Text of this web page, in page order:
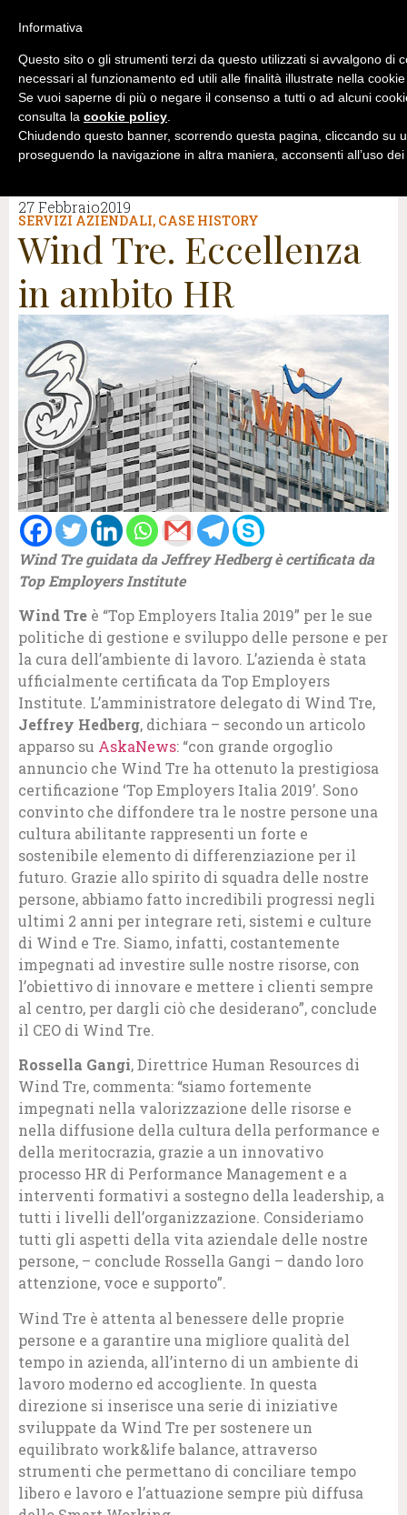
27 Febbraio2019
SERVIZI AZIENDALI, CASE HISTORY
Wind Tre. Eccellenza
in ambito HR
Wind Tre guidata da Jeffrey Hedberg è certificata da
Top Employers Institute
Wind Tre è “Top Employers Italia 2019” per le sue
politiche di gestione e sviluppo delle persone e per
la cura dell’ambiente di lavoro. L’azienda è stata
ufficialmente certificata da Top Employers
Institute. L’amministratore delegato di Wind Tre,
Jeffrey Hedberg, dichiara – secondo un articolo
apparso su AskaNews: “con grande orgoglio
annuncio che Wind Tre ha ottenuto la prestigiosa
certificazione ‘Top Employers Italia 2019’. Sono
convinto che diffondere tra le nostre persone una
cultura abilitante rappresenti un forte e
sostenibile elemento di differenziazione per il
futuro. Grazie allo spirito di squadra delle nostre
persone, abbiamo fatto incredibili progressi negli
ultimi 2 anni per integrare reti, sistemi e culture
di Wind e Tre. Siamo, infatti, costantemente
impegnati ad investire sulle nostre risorse, con
l’obiettivo di innovare e mettere i clienti sempre
al centro, per dargli ciò che desiderano”, conclude
il CEO di Wind Tre.
Rossella Gangi, Direttrice Human Resources di
Wind Tre, commenta: “siamo fortemente
impegnati nella valorizzazione delle risorse e
nella diffusione della cultura della performance e
della meritocrazia, grazie a un innovativo
processo HR di Performance Management e a
interventi formativi a sostegno della leadership, a
tutti i livelli dell’organizzazione. Consideriamo
tutti gli aspetti della vita aziendale delle nostre
persone, – conclude Rossella Gangi – dando loro
attenzione, voce e supporto”.
Wind Tre è attenta al benessere delle proprie
persone e a garantire una migliore qualità del
tempo in azienda, all’interno di un ambiente di
lavoro moderno ed accogliente. In questa
direzione si inserisce una serie di iniziative
sviluppate da Wind Tre per sostenere un
equilibrato work&life balance, attraverso
strumenti che permettano di conciliare tempo
libero e lavoro e l’attuazione sempre più diffusa
Informativa
Questo sito o gli strumenti terzi da questo utilizzati si avvalgono di
necessari al funzionamento ed utili alle finalità illustrate nella
Se vuoi saperne di più o negare il consenso a tutti o ad alcuni
consulta la cookie policy.
Chiudendo questo banner, scorrendo questa pagina, cliccando su
proseguendo la navigazione in altra maniera, acconsenti all’uso